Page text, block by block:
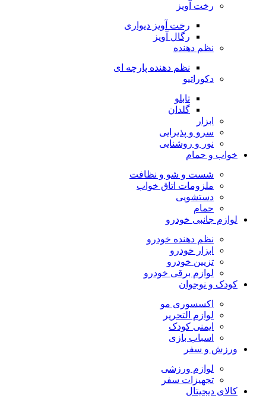
رخت آویز
رخت آویز دیواری
رگال آویز
نظم دهنده
نظم دهنده پارچه ای
دکوراتیو
تابلو
گلدان
ابزار
سرو و پذیرایی
نور و روشنایی
خواب و حمام
شست و شو و نظافت
ملزومات اتاق خواب
دستشویی
حمام
لوازم جانبی خودرو
نظم دهنده خودرو
ابزار خودرو
تزیین خودرو
لوازم برقی خودرو
کودک و نوجوان
اکسسوری مو
لوازم التحریر
ایمنی کودک
اسباب بازی
ورزش و سفر
لوازم ورزشی
تجهیزات سفر
کالای دیجیتال